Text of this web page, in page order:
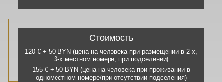
Стоимость
120 € + 50 BYN (цена на человека при размещении в 2-х,
3-х местном номере, при подселении)
155 € + 50 BYN (цена на человека при проживании в
одноместном номере/при отсутствии подселения)